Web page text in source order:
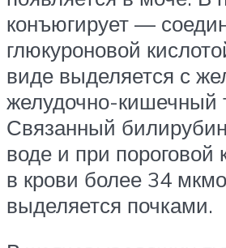
конъюгирует —
глюкуроновой
виде выделяется с
желудочно-кишечный
Связанный
воде и при пороговой
в крови более 34
выделяется почками.